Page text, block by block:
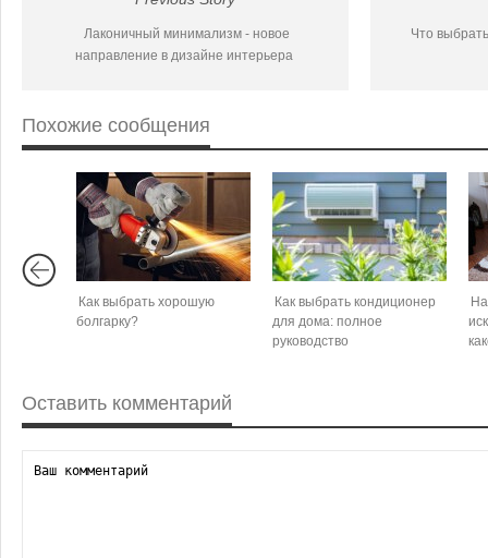
Лаконичный минимализм - новое
направление в дизайне интерьера
Что
Похожие сообщения
Как выбрать хорошую
болгарку?
Как выбрать кондиционер
для дома: полное
руководство
Оставить комментарий